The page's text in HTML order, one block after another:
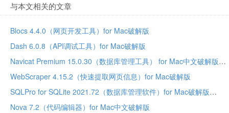
与本文相关的文章
Blocs 4.4.0（网页开发工具）for Mac破解版
Dash 6.0.8（API调试工具）for Mac破解版
Navicat Premium 15.0.30（数据库管理工具） for Mac中文破解版
WebScraper 4.15.2（快速提取网页信息）for Mac破解版
SQLPro for SQLite 2021.72（数据库管理软件）for Mac破解版
Nova 7.2（代码编辑器）for Mac中文破解版